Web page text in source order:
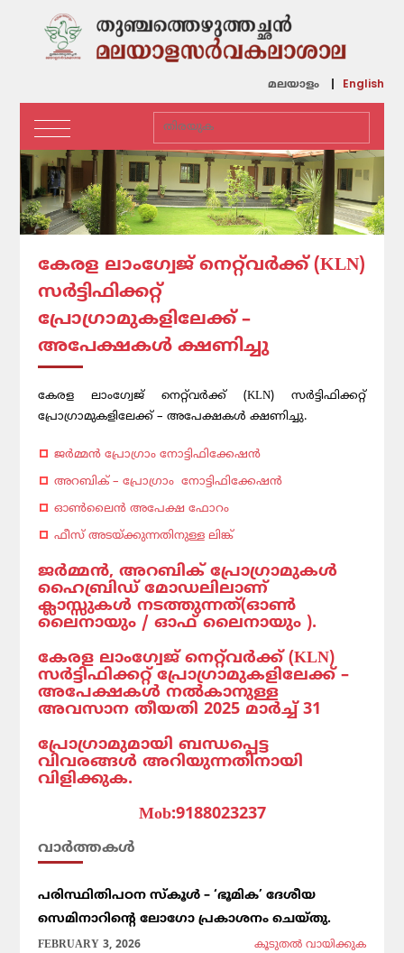
മലയാളം English
കേരള ലാംഗ്വേജ് നെറ്റ്‌വർക്ക് (KLN)
സർട്ടിഫിക്കറ്റ്
പ്രോഗ്രാമുകളിലേക്ക് –
അപേക്ഷകൾ ക്ഷണിച്ചു
കേരള ലാംഗ്വേജ് നെറ്റ്‌വർക്ക് (KLN) സർട്ടിഫിക്കറ്റ്
പ്രോഗ്രാമുകളിലേക്ക് – അപേക്ഷകൾ ക്ഷണിച്ചു.
ജർമ്മൻ പ്രോഗ്രാം നോട്ടിഫിക്കേഷൻ
അറബിക് – പ്രോഗ്രാം നോട്ടിഫിക്കേഷൻ
ഓൺലൈൻ അപേക്ഷ ഫോറം
ഫീസ് അടയ്ക്കുന്നതിനുള്ള ലിങ്ക്
ജർമ്മൻ, അറബിക് പ്രോഗ്രാമുകൾ
ഹൈബ്രിഡ് മോഡലിലാണ്
ക്ലാസ്സുകൾ നടത്തുന്നത്(ഓൺ
ലൈനായും / ഓഫ് ലൈനായും ).
കേരള ലാംഗ്വേജ് നെറ്റ്‌വർക്ക് (KLN)
സർട്ടിഫിക്കറ്റ് പ്രോഗ്രാമുകളിലേക്ക് –
അപേക്ഷകൾ നൽകാനുള്ള
അവസാന തീയതി 2025 മാർച്ച് 31
പ്രോഗ്രാമുമായി ബന്ധപ്പെട്ട
വിവരങ്ങൾ അറിയുന്നതിനായി
വിളിക്കുക.
Mob:9188023237
വാര്‍ത്തകള്‍
പരിസ്ഥിതിപഠന സ്കൂൾ – ‘ഭൂമിക’ ദേശീയ
സെമിനാറിൻ്റെ ലോഗോ പ്രകാശനം ചെയ്തു.
FEBRUARY 3, 2026 കൂടുതല്‍ വായിക്കുക